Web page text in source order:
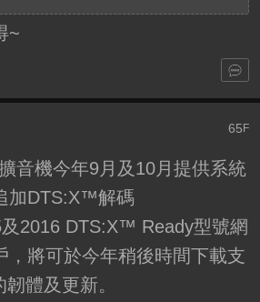
~
65F
音機今年9月及10月提供系統
加DTS:X™解碼
2016 DTS:X™ Ready型號網
，將可於今年稍後時間下載支
體及更新。